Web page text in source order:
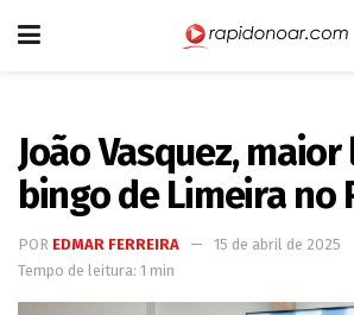
João Vasquez,
bingo de Limeira no
POR EDMAR FERREIRA
15 de abril de 2025
Tempo de leitura: 1 min